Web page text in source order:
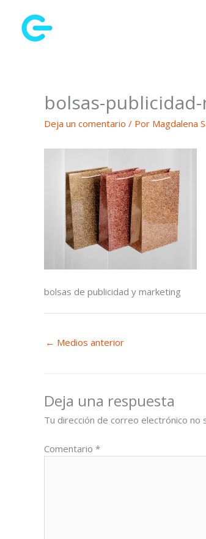
contenido
bolsas-
Deja un comentario / Por Magdalena
bolsas de publicidad y marketing
← Medios anterior
Deja una respuesta
Tu dirección de correo electrónico no
Comentario *